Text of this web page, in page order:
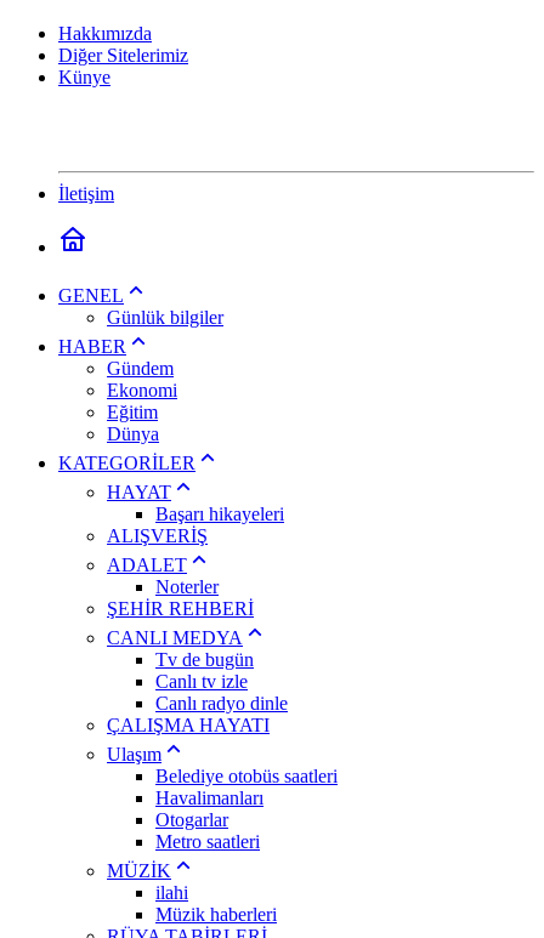
Hakkımızda
Diğer Sitelerimiz
Künye
İletişim
GENEL
Günlük bilgiler
HABER
Gündem
Ekonomi
Eğitim
Dünya
KATEGORİLER
HAYAT
Başarı hikayeleri
ALIŞVERİŞ
ADALET
Noterler
ŞEHİR REHBERİ
CANLI MEDYA
Tv de bugün
Canlı tv izle
Canlı radyo dinle
ÇALIŞMA HAYATI
Ulaşım
Belediye otobüs saatleri
Havalimanları
Otogarlar
Metro saatleri
MÜZİK
ilahi
Müzik haberleri